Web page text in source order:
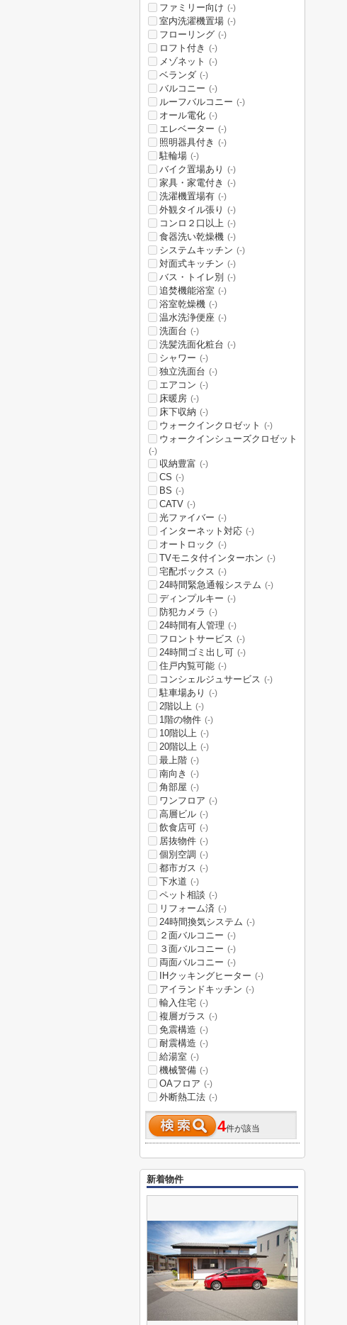
ファミリー向け (-)
室内洗濯機置場 (-)
フローリング (-)
ロフト付き (-)
メゾネット (-)
ベランダ (-)
バルコニー (-)
ルーフバルコニー (-)
オール電化 (-)
エレベーター (-)
照明器具付き (-)
駐輪場 (-)
バイク置場あり (-)
家具・家電付き (-)
洗濯機置場有 (-)
外観タイル張り (-)
コンロ２口以上 (-)
食器洗い乾燥機 (-)
システムキッチン (-)
対面式キッチン (-)
バス・トイレ別 (-)
追焚機能浴室 (-)
浴室乾燥機 (-)
温水洗浄便座 (-)
洗面台 (-)
洗髪洗面化粧台 (-)
シャワー (-)
独立洗面台 (-)
エアコン (-)
床暖房 (-)
床下収納 (-)
ウォークインクロゼット (-)
ウォークインシューズクロゼット
(-)
収納豊富 (-)
CS (-)
BS (-)
CATV (-)
光ファイバー (-)
インターネット対応 (-)
オートロック (-)
TVモニタ付インターホン (-)
宅配ボックス (-)
24時間緊急通報システム (-)
ディンプルキー (-)
防犯カメラ (-)
24時間有人管理 (-)
フロントサービス (-)
24時間ゴミ出し可 (-)
住戸内覧可能 (-)
コンシェルジュサービス (-)
駐車場あり (-)
2階以上 (-)
1階の物件 (-)
10階以上 (-)
20階以上 (-)
最上階 (-)
南向き (-)
角部屋 (-)
ワンフロア (-)
高層ビル (-)
飲食店可 (-)
居抜物件 (-)
個別空調 (-)
都市ガス (-)
下水道 (-)
ペット相談 (-)
リフォーム済 (-)
24時間換気システム (-)
２面バルコニー (-)
３面バルコニー (-)
両面バルコニー (-)
IHクッキングヒーター (-)
アイランドキッチン (-)
輸入住宅 (-)
複層ガラス (-)
免震構造 (-)
耐震構造 (-)
給湯室 (-)
機械警備 (-)
OAフロア (-)
外断熱工法 (-)
4件が該当
新着物件